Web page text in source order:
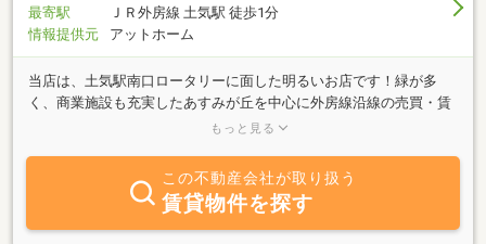
最寄駅
ＪＲ外房線 土気駅 徒歩1分
情報提供元
アットホーム
当店は、土気駅南口ロータリーに面した明るいお店です！緑が多
く、商業施設も充実したあすみが丘を中心に外房線沿線の売買・賃
貸物件を多数取り揃えております。不動産のことなら何でもお気軽
→http://www.pitat.com/machipita/shop/toketen地域の情報や不動
産情報等、どんどん更新していきます！
★―☆―★―☆―★―☆―★―☆―★―☆―★―☆自社掲載物件以外に
も、他業者掲載の物件もまとめてご紹介・ご案内可能！気になる物
もっと見る
この不動産会社が取り扱う
賃貸物件を探す